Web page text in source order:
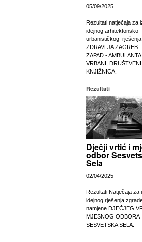
05/09/2025
Rezultati natječaja za
idejnog arhitektonsko-
urbanističkog rješenja
ZDRAVLJA ZAGREB -
ZAPAD - AMBULANTA
VRBANI,
KNJIŽNICA.
Rezultati
Dječji vrtić i
odbor
Sela
02/04/2025
Rezultati Natječaja za
idejnog rješenja
namjene DJEČJEG
MJESNOG ODBORA
SESVETSKA SELA.